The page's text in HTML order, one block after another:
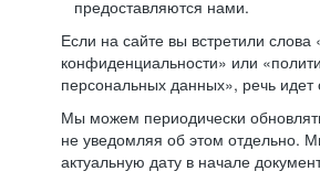
предоставляются нами.
Если на сайте вы встретили слова
конфиденциальности» или
персональных данных», речь идет
Мы можем периодически
не уведомляя об этом отдельно.
актуальную дату в начале